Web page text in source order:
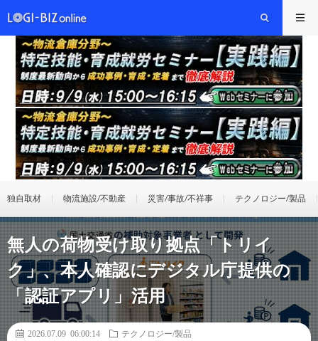
独自取材 物流施設/不動産 災害/事故/不祥事 テクノロジー/製品
無人の荷物受け取り拠点「トリイ
ク」、本人確認にデジタル庁提供の
「認証アプリ」活用
2026.07.09 06:00:14
テクノロジー/製品